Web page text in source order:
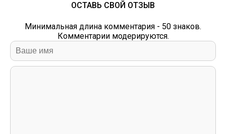
ОСТАВЬ СВОЙ ОТЗЫВ
Минимальная длина комментария - 50 знаков.
Комментарии модерируются.